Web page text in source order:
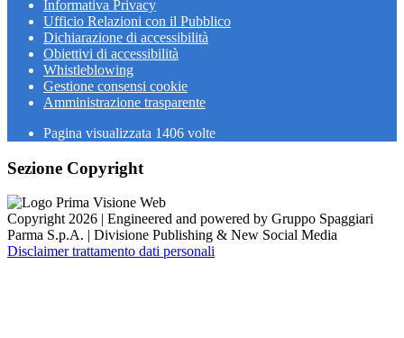
Informativa Privacy
Ufficio Relazioni con il Pubblico
Dichiarazione di accessibilità
Obiettivi di accessibilità
Whistleblowing
Gestione consensi cookie
Amministrazione trasparente
Pagina visualizzata 1406 volte
Sezione Copyright
Copyright 2026 | Engineered and powered by Gruppo Spaggiari
Parma S.p.A. | Divisione Publishing & New Social Media
Disclaimer trattamento dati personali